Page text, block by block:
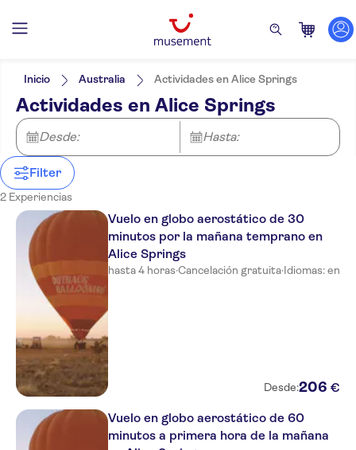
Filtros
NO-PICKUP
Tipo de entrada
Cancelación gratuita
Confirmación al momento
Actividades
Paseos en globo
Actividades al aire libre
Atracciones y visitas guiadas
Idiomas de la actividad
Inglés
Inicio Australia Actividades en Alice Springs
Actividades en Alice Springs
Desde: Hasta:
Filter
2 Experiencias
Vuelo en globo aerostático de 30
minutos por la mañana temprano en
Alice Springs
hasta 4 horas·Cancelación gratuita·Idiomas: en
Desde:206 €
Vuelo en globo aerostático de 60
minutos a primera hora de la mañana